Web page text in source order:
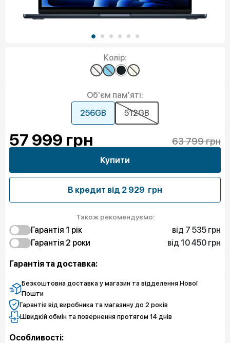
Колір:
Об'єм пам'яті:
256GB
512GB
57 999 грн 63 799 грн
Купити
В кредит від 2 929 грн
Також рекомендуємо:
Гарантія 1 рік
від 7 535 грн
Експрес заміна
7 535 грн
Гарантія 2 роки
від 10 450 грн
Захист екрану
Гарантія та доставка:
Безкоштовна доставка у магазин та відделення Нової
Пошти
Гарантія від виробника та магазину до 2 років
Швидкій обмін та повернення протягом 14 днів
Особливості: